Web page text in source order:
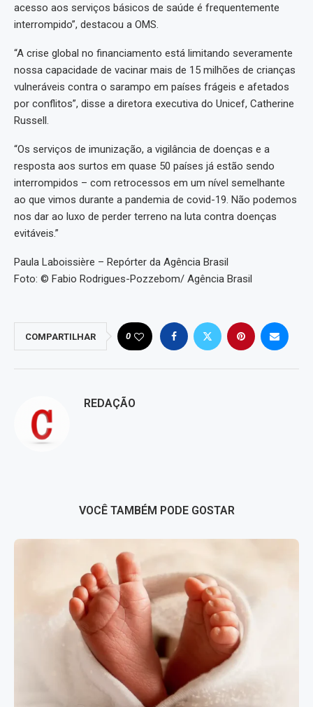
acesso aos serviços básicos de saúde é frequentemente
interrompido”, destacou a OMS.
“A crise global no financiamento está limitando severamente
nossa capacidade de vacinar mais de 15 milhões de crianças
vulneráveis contra o sarampo em países frágeis e afetados
por conflitos”, disse a diretora executiva do Unicef, Catherine
Russell.
“Os serviços de imunização, a vigilância de doenças e a
resposta aos surtos em quase 50 países já estão sendo
interrompidos – com retrocessos em um nível semelhante
ao que vimos durante a pandemia de covid-19. Não podemos
nos dar ao luxo de perder terreno na luta contra doenças
evitáveis.”
Paula Laboissière – Repórter da Agência Brasil
Foto: © Fabio Rodrigues-Pozzebom/ Agência Brasil
COMPARTILHAR 0
REDAÇÃO
VOCÊ TAMBÉM PODE GOSTAR